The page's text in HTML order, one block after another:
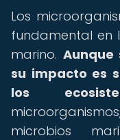
Los
fundamental en
marino. Aunque
su impacto es
los
microbios